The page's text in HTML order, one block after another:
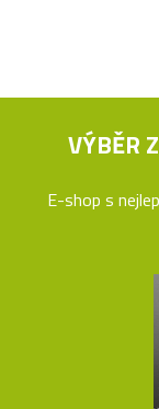
VÝBĚR
E-shop s